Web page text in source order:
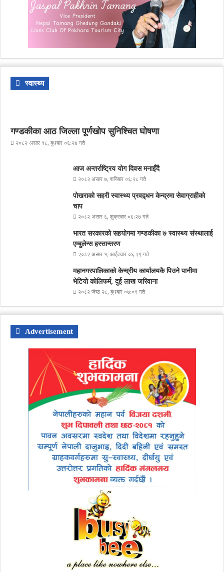
स्वास्थ्य
गण्डकीका आठ जिल्ला पूर्णखोप सुनिश्चित घोषणा
२०८२ असार १८, बुधबार ०६:२४ गते
आज अन्तर्राष्ट्रिय योग दिवस मनाइँदै
२०८२ असार ७, शनिबार ०६:२८ गते
पोखराको सहरी स्वास्थ्य प्रवद्र्धन केन्द्रमा सेवाग्राहीको
चाप
२०८२ असार ६, शुक्रबार ०६:२७ गते
भारत सरकारको सहयोगमा गण्डकीका ७ स्वास्थ्य संस्थालाई
एम्बुलेन्स हस्तान्तरण
२०८२ असार १, आईतवार ०६:२९ गते
महानगरपालिकाको केन्द्रीय कार्यालयकै पिउने पानीमा
भेटियो कोलिफर्म, दुई लाख जरिवाना
२०८२ जेष्ठ २८, बुधबार ०७:०९ गते
Advertisement